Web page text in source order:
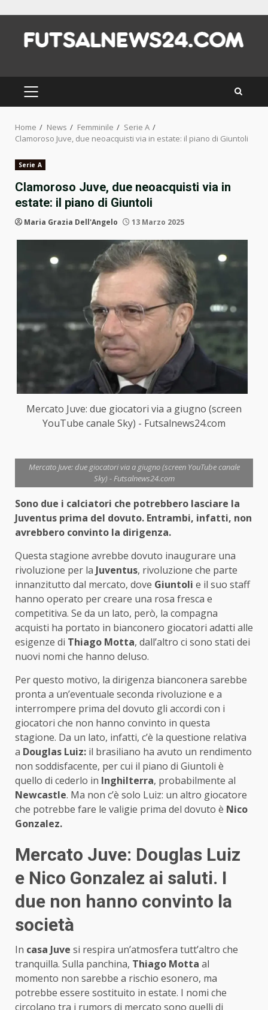
content
PRIMARY
MENU
Home News Femminile
Serie A
Clamoroso Juve, due neoacquisti via in estate: il piano di Giuntoli
Serie A
Clamoroso Juve, due neoacquisti via in
estate: il piano di Giuntoli
Maria Grazia Dell'Angelo 13 Marzo 2025
Mercato Juve: due giocatori via a giugno (screen
YouTube canale Sky) - Futsalnews24.com
Mercato Juve: due giocatori via a giugno (screen YouTube canale
Sky) - Futsalnews24.com
Sono due i calciatori che potrebbero lasciare la
Juventus prima del dovuto. Entrambi, infatti, non
avrebbero convinto la dirigenza.
Questa stagione avrebbe dovuto inaugurare una
rivoluzione per la Juventus, rivoluzione che parte
innanzitutto dal mercato, dove Giuntoli e il suo staff
hanno operato per creare una rosa fresca e
competitiva. Se da un lato, però, la compagna
acquisti ha portato in bianconero giocatori adatti alle
esigenze di Thiago Motta, dall’altro ci sono stati dei
nuovi nomi che hanno deluso.
Per questo motivo, la dirigenza bianconera sarebbe
pronta a un’eventuale seconda rivoluzione e a
interrompere prima del dovuto gli accordi con i
giocatori che non hanno convinto in questa
stagione. Da un lato, infatti, c’è la questione relativa
a Douglas Luiz: il brasiliano ha avuto un rendimento
non soddisfacente, per cui il piano di Giuntoli è
quello di cederlo in Inghilterra, probabilmente al
Newcastle. Ma non c’è solo Luiz: un altro giocatore
che potrebbe fare le valigie prima del dovuto è Nico
Gonzalez.
Mercato Juve: Douglas Luiz
e Nico Gonzalez ai saluti. I
due non hanno convinto la
società
In casa Juve si respira un’atmosfera tutt’altro che
tranquilla. Sulla panchina, Thiago Motta al
momento non sarebbe a rischio esonero, ma
potrebbe essere sostituito in estate. I nomi che
circolano tra i rumors di mercato sono quelli di